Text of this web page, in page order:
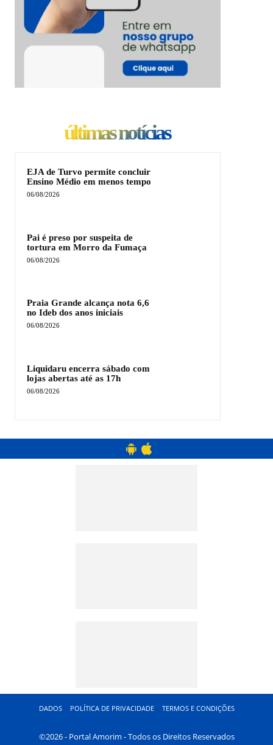
últimas notícias
EJA de Turvo permite concluir
Ensino Médio em menos tempo
06/08/2026
Pai é preso por suspeita de
tortura em Morro da Fumaça
06/08/2026
Praia Grande alcança nota 6,6
no Ideb dos anos iniciais
06/08/2026
Liquidaru encerra sábado com
lojas abertas até as 17h
06/08/2026
DADOS POLÍTICA DE PRIVACIDADE TERMOS E CONDIÇÕES
©2026 - Portal Amorim - Todos os Direitos Reservados